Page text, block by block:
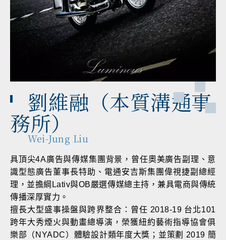
劉維融（本質溝通事
務所）
Wei-Jung Liu
具頂尖4A廣告與傳媒集團背景，曾任奧美廣告副理、意
識型態廣告董事長特助、電通安吉斯集團偉視捷副總經
理，並擔綱Lativ與OB嚴選傳媒總主持，兼具電商與傳統
傳播深厚實力。
擅長大型盛事操盤與跨界整合：曾任 2018-19 台北101
跨年大秀煙火與動畫總導演，榮獲紐約藝術指導協會俱
樂部（NYADC）體驗設計類年度大獎；並策劃 2019 簡